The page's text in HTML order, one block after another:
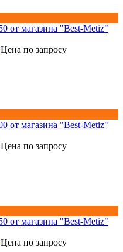
Цена по запросу
Цена по запросу
Цена по запросу